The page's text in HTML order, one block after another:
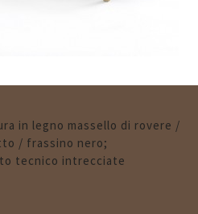
in legno massello di rovere /
/ frassino nero;
tecnico intrecciate